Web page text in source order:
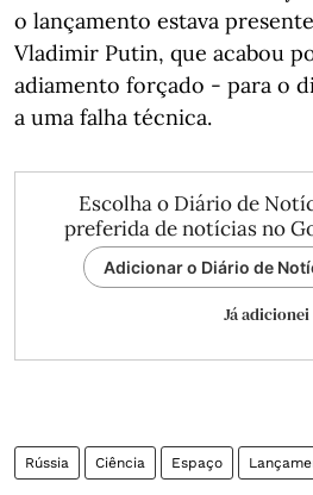
o lançamento estava
Vladimir Putin, que acabou
adiamento forçado - para o
a uma falha técnica.
Escolha o Diário de
preferida de notícias no
Adicionar o Diário de
Já adicionei
Rússia Ciência Espaço